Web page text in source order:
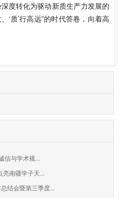
度转化为驱动新质生产力发展的
‘质’行高远”的时代答卷，向着高
信与学术规...
亮南疆学子天...
结会暨第三季度...